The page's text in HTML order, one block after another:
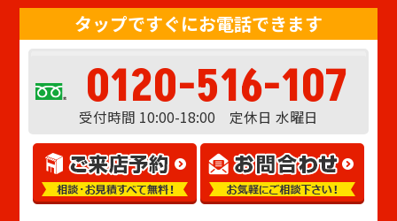
タップですぐにお電話できます
0120-516-107
受付時間 10:00-18:00 定休日 水曜日